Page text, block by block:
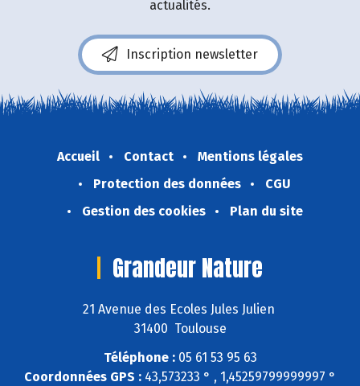
actualités.
Inscription newsletter
Accueil Contact
Mentions légales
Protection des données
CGU
Gestion des cookies
Plan du site
Grandeur Nature
21 Avenue des Ecoles Jules Julien
31400 Toulouse
Téléphone :05 61 53 95 63
Coordonnées GPS : 43,573233 ° , 1,45259799999997 °